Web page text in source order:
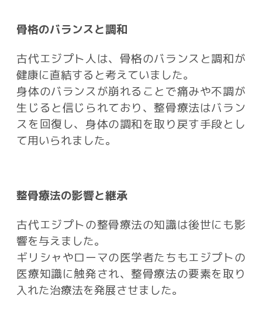
骨格のバランスと調和
古代エジプト人は、骨格のバランスと調和が
健康に直結すると考えていました。
身体のバランスが崩れることで痛みや不調が
生じると信じられており、整骨療法はバラン
スを回復し、身体の調和を取り戻す手段とし
て用いられました。
整骨療法の影響と継承
古代エジプトの整骨療法の知識は後世にも影
響を与えました。
ギリシャやローマの医学者たちもエジプトの
医療知識に触発され、整骨療法の要素を取り
入れた治療法を発展させました。